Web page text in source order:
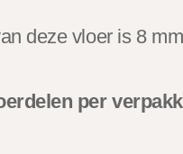
deze vloer is 8
per